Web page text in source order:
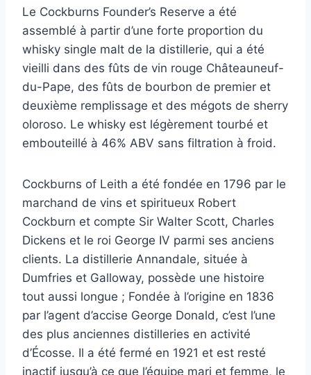
Le Cockburns Founder’s Reserve a été
assemblé à partir d’une forte proportion du
whisky single malt de la distillerie, qui a été
vieilli dans des fûts de vin rouge Châteauneuf-
du-Pape, des fûts de bourbon de premier et
deuxième remplissage et des mégots de sherry
oloroso. Le whisky est légèrement tourbé et
embouteillé à 46% ABV sans filtration à froid.
Cockburns of Leith a été fondée en 1796 par le
marchand de vins et spiritueux Robert
Cockburn et compte Sir Walter Scott, Charles
Dickens et le roi George IV parmi ses anciens
clients. La distillerie Annandale, située à
Dumfries et Galloway, possède une histoire
tout aussi longue ; Fondée à l’origine en 1836
par l’agent d’accise George Donald, c’est l’une
des plus anciennes distilleries en activité
d’Écosse. Il a été fermé en 1921 et est resté
inactif jusqu’à ce que l’équipe mari et femme, le